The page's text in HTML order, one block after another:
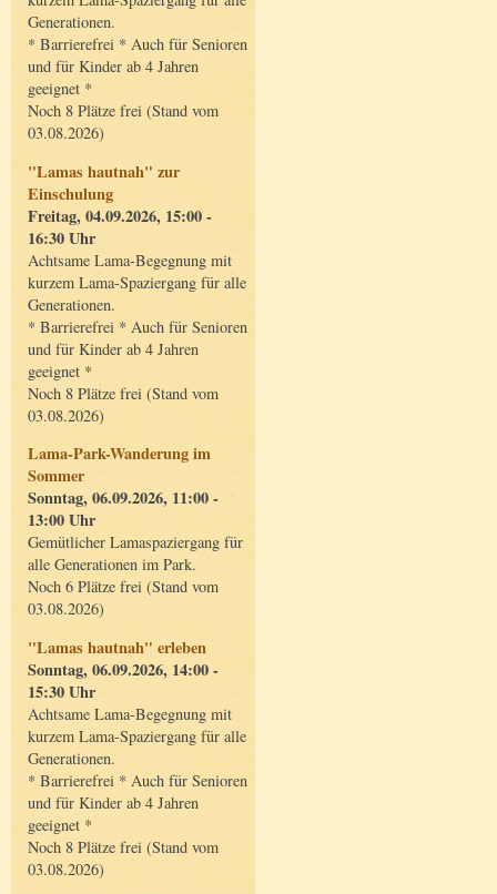
Generationen.
* Barrierefrei * Auch für Senioren
und für Kinder ab 4 Jahren
geeignet *
Noch 8 Plätze frei (Stand vom
03.08.2026)
"Lamas hautnah" zur
Einschulung
Freitag, 04.09.2026, 15:00 -
16:30 Uhr
Achtsame Lama-Begegnung mit
kurzem Lama-Spaziergang für alle
Generationen.
* Barrierefrei * Auch für Senioren
und für Kinder ab 4 Jahren
geeignet *
Noch 8 Plätze frei (Stand vom
03.08.2026)
Lama-Park-Wanderung im
Sommer
Sonntag, 06.09.2026, 11:00 -
13:00 Uhr
Gemütlicher Lamaspaziergang für
alle Generationen im Park.
Noch 6 Plätze frei (Stand vom
03.08.2026)
"Lamas hautnah" erleben
Sonntag, 06.09.2026, 14:00 -
15:30 Uhr
Achtsame Lama-Begegnung mit
kurzem Lama-Spaziergang für alle
Generationen.
* Barrierefrei * Auch für Senioren
und für Kinder ab 4 Jahren
geeignet *
Noch 8 Plätze frei (Stand vom
03.08.2026)